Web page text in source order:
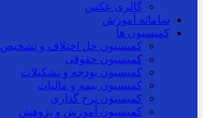
گالری عکس
سامانه آموزش
کمیسیون ها
کمیسیون حل اختلاف و تشخیص
کمیسیون حقوقی
کمیسیون بودجه و تشکیلات
کمیسیون بیمه و مالیات
کمیسیون نرخ گذاری
کمیسیون آموزش و پژوهش